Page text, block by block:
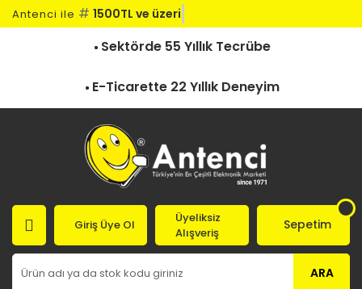
Antenci ile # 1500TL ve üzeri k
Sektörde 55 Yıllık Tecrübe
E-Ticarette 22 Yıllık Deneyim
ARA
Giriş Üye Ol
Üyeliksiz
Alışveriş
Sepetim